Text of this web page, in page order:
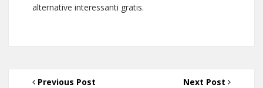
alternative interessanti gratis.
Previous Post Next Post